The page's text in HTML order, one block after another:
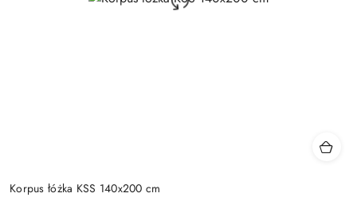
Korpus łóżka KSS 140x200 cm